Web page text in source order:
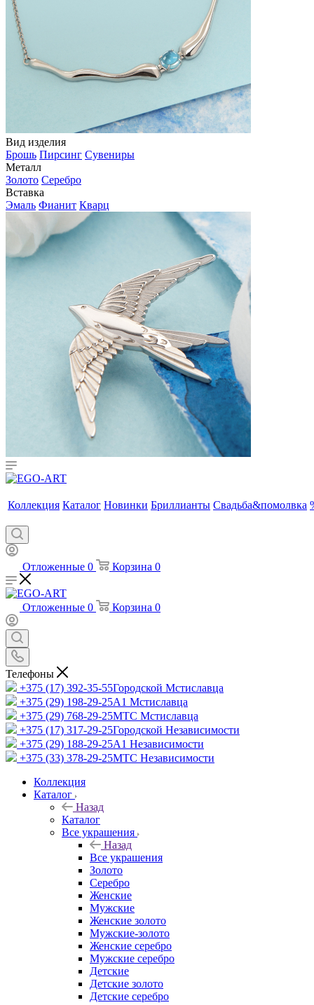
Вид изделия
Брошь Пирсинг Сувениры
Металл
Золото Серебро
Вставка
Эмаль Фианит Кварц
Коллекция Каталог Новинки Бриллианты Свадьба&помолвка
Отложенные 0 Корзина 0
Отложенные 0 Корзина 0
Телефоны
+375 (17) 392-35-55Городской Мстиславца
+375 (29) 198-29-25A1 Мстиславца
+375 (29) 768-29-25МТС Мстиславца
+375 (17) 317-29-25Городской Независимости
+375 (29) 188-29-25A1 Независимости
+375 (33) 378-29-25МТС Независимости
Коллекция
Каталог
Назад
Каталог
Все украшения
Назад
Все украшения
Золото
Серебро
Женские
Мужские
Женские золото
Мужские-золото
Женские серебро
Мужские серебро
Детские
Детские золото
Детские серебро